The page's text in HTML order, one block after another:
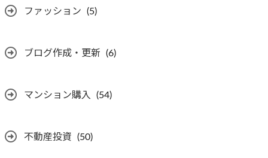
ファッション (5)
ブログ作成・更新 (6)
マンション購入 (54)
不動産投資 (50)